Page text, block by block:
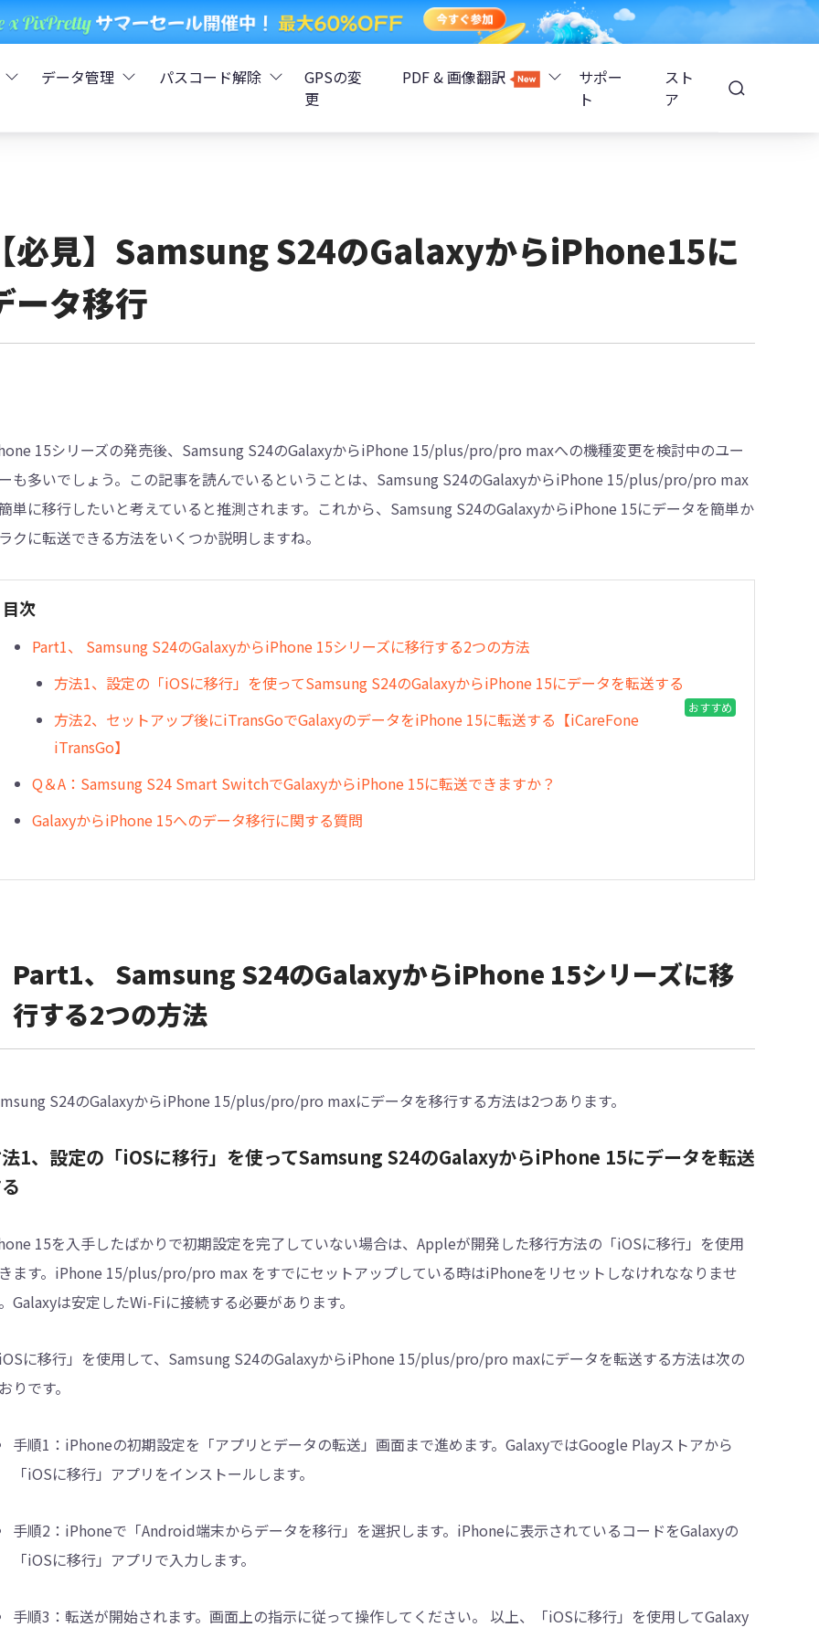
タ復元
復元
- Android不具合修復
- iTunes不具合修復
Boot Genius
データ管理
iCareFone - AndroidとiOS間でデータ転送
iCareFone - WhatsAppデータ転送
4DDiG - 重複ファイル検索・削除
Tenorshare Cleamio - Mac重複ファイル検索・削除
パスコード解除
4uKey - iOSパスワード管理
GPSの変
更
PDF & 画像翻訳
PDNobオンライン
サポー
ト
スト
ア
必見】Samsung S24のGalaxyからiPhone15に
ータ移行
15シリーズの発売後、Samsung S24のGalaxyからiPhone 15/plus/pro/pro maxへの機種変更を検討中のユー
も多いでしょう。この記事を読んでいるということは、Samsung S24のGalaxyからiPhone 15/plus/pro/pro max
単に移行したいと考えていると推測されます。これから、Samsung S24のGalaxyからiPhone 15にデータを簡単か
クに転送できる方法をいくつか説明しますね。
目次
Part1、 Samsung S24のGalaxyからiPhone 15シリーズに移行する2つの方法
方法1、設定の「iOSに移行」を使ってSamsung S24のGalaxyからiPhone 15にデータを転送する
方法2、セットアップ後にiTransGoでGalaxyのデータをiPhone 15に転送する【iCareFone
iTransGo】
おすすめ
Q＆A：Samsung S24 Smart SwitchでGalaxyからiPhone 15に転送できますか？
GalaxyからiPhone 15へのデータ移行に関する質問
Part1、 Samsung S24のGalaxyからiPhone 15シリーズに移
行する2つの方法
S24のGalaxyからiPhone 15/plus/pro/pro maxにデータを移行する方法は2つあります。
1、設定の「iOSに移行」を使ってSamsung S24のGalaxyからiPhone 15にデータを転送
15を入手したばかりで初期設定を完了していない場合は、Appleが開発した移行方法の「iOSに移行」を使用
ます。iPhone 15/plus/pro/pro max をすでにセットアップしている時はiPhoneをリセットしなけれななりませ
Galaxyは安定したWi-Fiに接続する必要があります。
に移行」を使用して、Samsung S24のGalaxyからiPhone 15/plus/pro/pro maxにデータを転送する方法は次の
りです。
手順1： iPhoneの初期設定を「アプリとデータの転送」画面まで進めます。GalaxyではGoogle Playストアから
「iOSに移行」アプリをインストールします。
手順2： iPhoneで「Android端末からデータを移行」を選択します。iPhoneに表示されているコードをGalaxyの
「iOSに移行」アプリで入力します。
手順3： 転送が開始されます。画面上の指示に従って操作してください。 以上、「iOSに移行」を使用してGalaxy